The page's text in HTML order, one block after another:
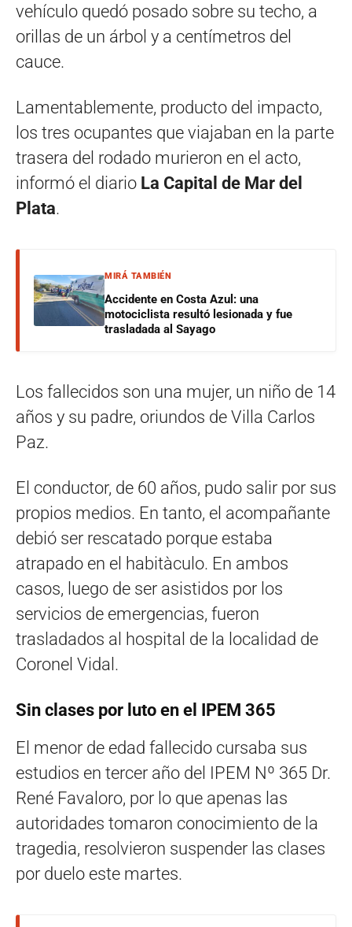
vehículo quedó posado sobre su techo, a
orillas de un árbol y a centímetros del
cauce.
Lamentablemente, producto del impacto,
los tres ocupantes que viajaban en la parte
trasera del rodado murieron en el acto,
informó el diario La Capital de Mar del
Plata.
MIRÁ TAMBIÉN
Accidente en Costa Azul: una
motociclista resultó lesionada y fue
trasladada al Sayago
Los fallecidos son una mujer, un niño de 14
años y su padre, oriundos de Villa Carlos
Paz.
El conductor, de 60 años, pudo salir por sus
propios medios. En tanto, el acompañante
debió ser rescatado porque estaba
atrapado en el habitàculo. En ambos
casos, luego de ser asistidos por los
servicios de emergencias, fueron
trasladados al hospital de la localidad de
Coronel Vidal.
Sin clases por luto en el IPEM 365
El menor de edad fallecido cursaba sus
estudios en tercer año del IPEM Nº 365 Dr.
René Favaloro, por lo que apenas las
autoridades tomaron conocimiento de la
tragedia, resolvieron suspender las clases
por duelo este martes.